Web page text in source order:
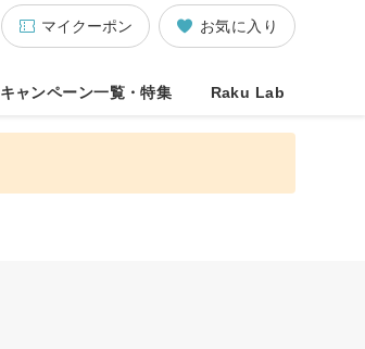
お気に入り
マイクーポン
キャンペーン一覧・特集 Raku Lab